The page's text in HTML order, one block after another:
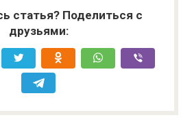
статья? Поделиться с
друзьями: